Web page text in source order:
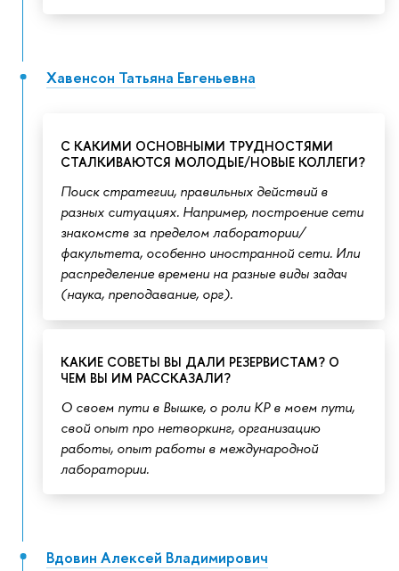
Хавенсон Татьяна Евгеньевна
С КАКИМИ ОСНОВНЫМИ ТРУДНОСТЯМИ
СТАЛКИВАЮТСЯ МОЛОДЫЕ/НОВЫЕ КОЛЛЕГИ?
Поиск стратегии, правильных действий в
разных ситуациях. Например, построение сети
знакомств за пределом лаборатории/
факультета, особенно иностранной сети. Или
распределение времени на разные виды задач
(наука, преподавание, орг).
КАКИЕ СОВЕТЫ ВЫ ДАЛИ РЕЗЕРВИСТАМ? О
ЧЕМ ВЫ ИМ РАССКАЗАЛИ?
О своем пути в Вышке, о роли КР в моем пути,
свой опыт про нетворкинг, организацию
работы, опыт работы в международной
лаборатории.
Вдовин Алексей Владимирович